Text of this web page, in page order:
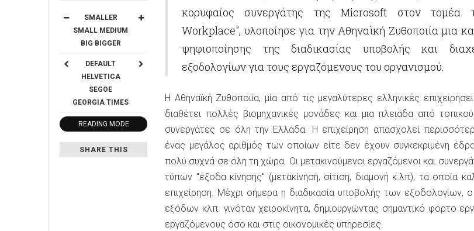
SMALLER
SMALL MEDIUM
BIG BIGGER
DEFAULT
HELVETICA
SEGOE
GEORGIA TIMES
READING MODE
SHARE THIS
κορυφαίος συνεργάτης της Microsoft στον τομέα
Workplace", υλοποίησε για την Αθηναϊκή Ζυθοποιία μια
ψηφιοποίησης της διαδικασίας υποβολής και
εξοδολογίων για τους εργαζόμενους του οργανισμού.
Η Αθηναϊκή Ζυθοποιία, μία από τις μεγαλύτερες ελληνικές
διαθέτει πολλές βιομηχανικές μονάδες και μια πλειάδα από
συνεργάτες σε όλη την Ελλάδα. Η επιχείρηση απασχολεί
ένας μεγάλος αριθμός των οποίων είτε δεν έχουν συγκεκριμένη έδρα,
πολύ συχνά σε όλη τη χώρα. Οι μετακινούμενοι εργαζόμενοι και
τύπων "έξοδα κίνησης" (μετακίνηση, σίτιση, διαμονή κ.λπ), τα οποία
επιχείρηση. Μέχρι σήμερα η διαδικασία υποβολής των εξοδολογίων,
εξόδων κλπ. γινόταν χειροκίνητα, δημιουργώντας σημαντικό φόρτο
εργαζόμενους όσο και στις οικονομικές υπηρεσίες.